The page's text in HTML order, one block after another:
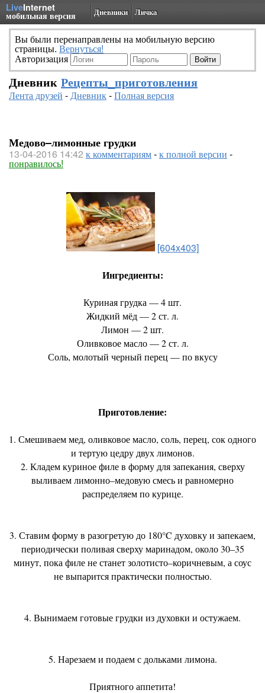
LiveInternet
мобильная версия Дневники Личка
Вы были перенаправлены на мобильную версию
страницы. Вернуться!
Авторизация
Дневник Рецепты_приготовления
Лента друзей -Дневник-Полная версия
Медово–лимонные грудки
13-04-2016 14:42 к комментариям-к полной версии -
понравилось!
[604x403]
Ингредиенты:
Куриная грудка — 4 шт.
Жидкий мёд — 2 ст. л.
Лимон — 2 шт.
Оливковое масло — 2 ст. л.
Соль, молотый черный перец — по вкусу
Приготовление:
1. Смешиваем мед, оливковое масло, соль, перец, сок одного
и тертую цедру двух лимонов.
2. Кладем куриное филе в форму для запекания, сверху
выливаем лимонно–медовую смесь и равномерно
распределяем по курице.
3. Ставим форму в разогретую до 180°C духовку и запекаем,
периодически поливая сверху маринадом, около 30–35
минут, пока филе не станет золотисто–коричневым, а соус
не выпарится практически полностью.
4. Вынимаем готовые грудки из духовки и остужаем.
5. Нарезаем и подаем с дольками лимона.
Приятного аппетита!